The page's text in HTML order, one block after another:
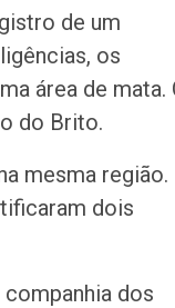
de um
os
área de mata.
do Brito.
mesma região.
dois
dos